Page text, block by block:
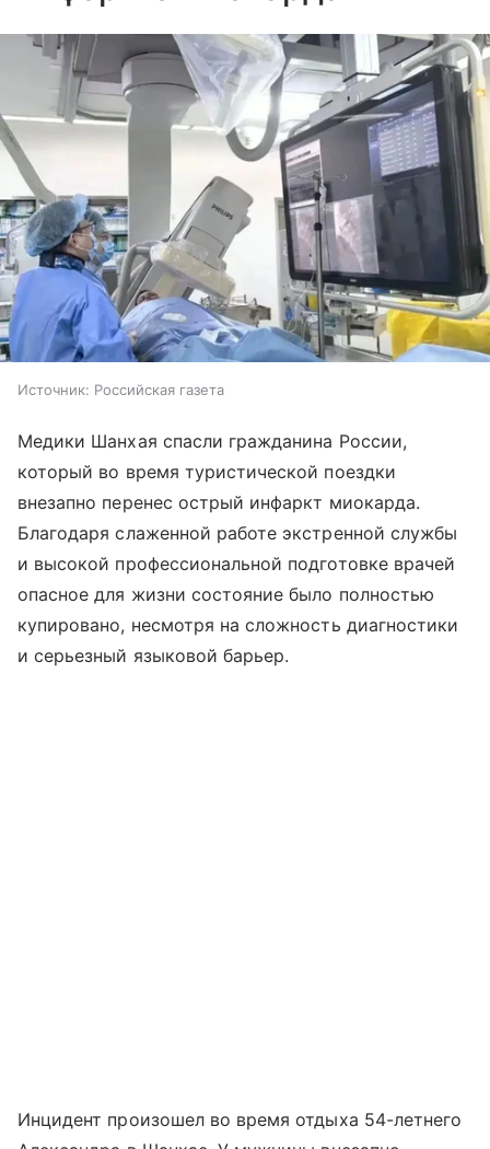
Источник: Российская газета
Медики Шанхая спасли гражданина России,
который во время туристической поездки
внезапно перенес острый инфаркт миокарда.
Благодаря слаженной работе экстренной службы
и высокой профессиональной подготовке врачей
опасное для жизни состояние было полностью
купировано, несмотря на сложность диагностики
и серьезный языковой барьер.
Инцидент произошел во время отдыха 54-летнего